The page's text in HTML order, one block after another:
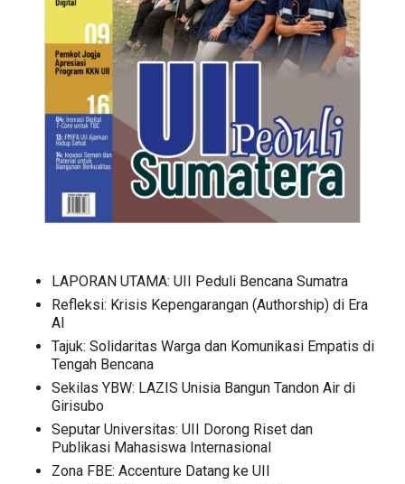
LAPORAN UTAMA: UII Peduli Bencana Sumatra
Refleksi: Krisis Kepengarangan (Authorship) di Era
AI
Tajuk: Solidaritas Warga dan Komunikasi Empatis di
Tengah Bencana
Sekilas YBW: LAZIS Unisia Bangun Tandon Air di
Girisubo
Seputar Universitas: UII Dorong Riset dan
Publikasi Mahasiswa Internasional
Zona FBE: Accenture Datang ke UII